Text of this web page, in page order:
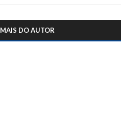
MAIS DO AUTOR